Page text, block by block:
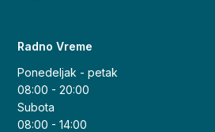
Radno Vreme
Ponedeljak - petak
08:00 - 20:00
Subota
08:00 - 14:00